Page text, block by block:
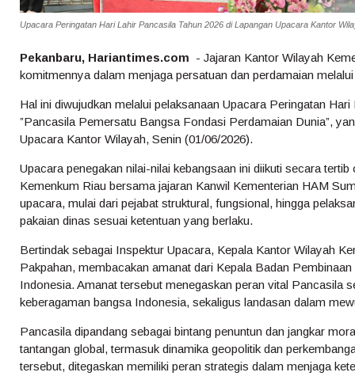
Upacara Peringatan Hari Lahir Pancasila Tahun 2026 di Lapangan Upacara Kantor
Pekanbaru, Hariantimes.com - Jajaran Kantor Wilayah
komitmennya dalam menjaga persatuan dan perdamaian
Hal ini diwujudkan melalui pelaksanaan Upacara Peringatan
”Pancasila Pemersatu Bangsa Fondasi Perdamaian Dunia”,
Upacara Kantor Wilayah, Senin (01/06/2026).
Upacara penegakan nilai-nilai kebangsaan ini diikuti secara
Kemenkum Riau bersama jajaran Kanwil Kementerian HAM
upacara, mulai dari pejabat struktural, fungsional, hingga
pakaian dinas sesuai ketentuan yang berlaku.
Bertindak sebagai Inspektur Upacara, Kepala Kantor Wilayah
Pakpahan, membacakan amanat dari Kepala Badan
Indonesia. Amanat tersebut menegaskan peran vital Pancasila
keberagaman bangsa Indonesia, sekaligus landasan dalam
Pancasila dipandang sebagai bintang penuntun dan jangkar
tantangan global, termasuk dinamika geopolitik dan
tersebut, ditegaskan memiliki peran strategis dalam menjaga